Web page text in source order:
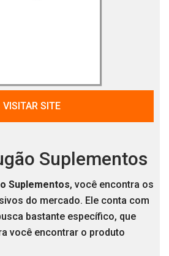
VISITAR SITE
Suplementos
Suplementos, você encontra os
do mercado. Ele conta com
bastante específico, que
você encontrar o produto